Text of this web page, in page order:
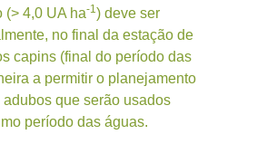
(> 4,0 UA ha-1 ) deve ser
no final da estação de
capins (final do período das
a permitir o planejamento
que serão usados
período das águas.